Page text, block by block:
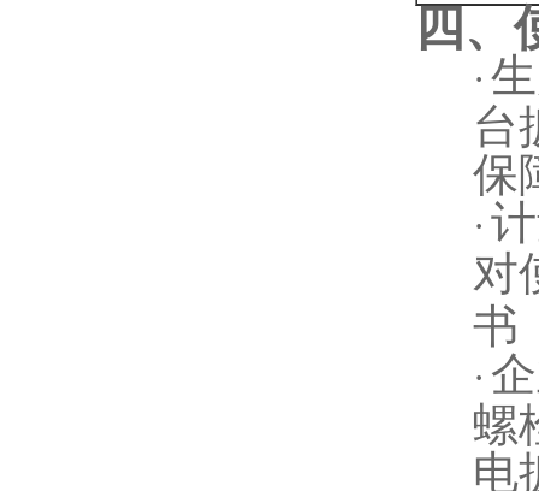
四、
·
台
保
·
对
书
·
螺
电